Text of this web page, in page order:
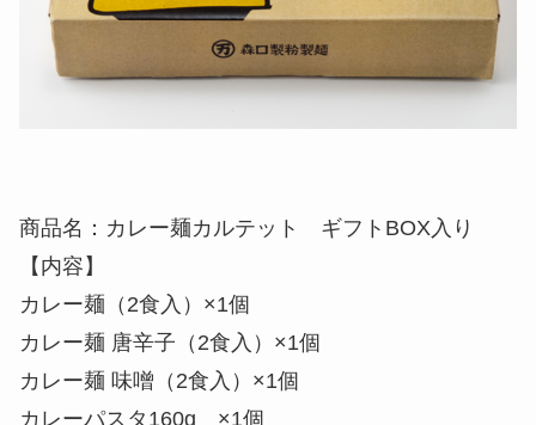
商品名：カレー麺カルテット ギフトBOX入り
【内容】
カレー麺（2食入）×1個
カレー麺 唐辛子（2食入）×1個
カレー麺 味噌（2食入）×1個
カレーパスタ160g ×1個